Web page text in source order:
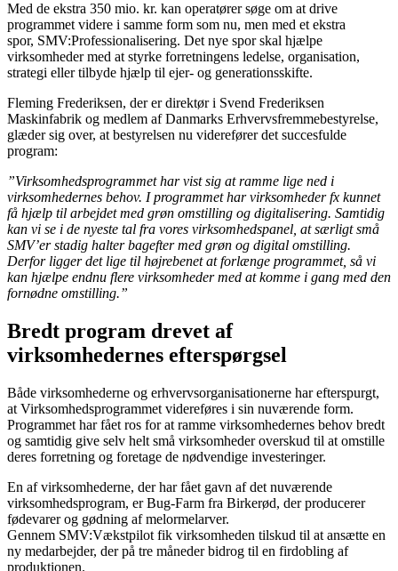
Med de ekstra 350 mio. kr. kan operatører søge om at drive
programmet videre i samme form som nu, men med et ekstra
spor, SMV:Professionalisering. Det nye spor skal hjælpe
virksomheder med at styrke forretningens ledelse, organisation,
strategi eller tilbyde hjælp til ejer- og generationsskifte.
Fleming Frederiksen, der er direktør i Svend Frederiksen
Maskinfabrik og medlem af Danmarks Erhvervsfremmebestyrelse,
glæder sig over, at bestyrelsen nu viderefører det succesfulde
program:
”Virksomhedsprogrammet har vist sig at ramme lige ned i
virksomhedernes behov. I programmet har virksomheder fx kunnet
få hjælp til arbejdet med grøn omstilling og digitalisering. Samtidig
kan vi se i de nyeste tal fra vores virksomhedspanel, at særligt små
SMV’er stadig halter bagefter med grøn og digital omstilling.
Derfor ligger det lige til højrebenet at forlænge programmet, så vi
kan hjælpe endnu flere virksomheder med at komme i gang med den
fornødne omstilling.”
Bredt program drevet af
virksomhedernes efterspørgsel
Både virksomhederne og erhvervsorganisationerne har efterspurgt,
at Virksomhedsprogrammet videreføres i sin nuværende form.
Programmet har fået ros for at ramme virksomhedernes behov bredt
og samtidig give selv helt små virksomheder overskud til at omstille
deres forretning og foretage de nødvendige investeringer.
En af virksomhederne, der har fået gavn af det nuværende
virksomhedsprogram, er Bug-Farm fra Birkerød, der producerer
fødevarer og gødning af melormelarver.
Gennem SMV:Vækstpilot fik virksomheden tilskud til at ansætte en
ny medarbejder, der på tre måneder bidrog til en firdobling af
produktionen.